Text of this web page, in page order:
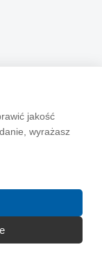
jakość
wyrażasz